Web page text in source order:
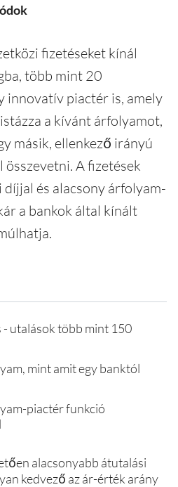
fizetéseket kínál
több mint 20
innovatív piactér is, amely
a kívánt árfolyamot,
másik, ellenkező irányú
A fizetések
és alacsony árfolyam-
a bankok által kínált
- utalások több mint 150
mint amit egy banktól
piactér funkció
alacsonyabb átutalási
kedvező az ár-érték arány